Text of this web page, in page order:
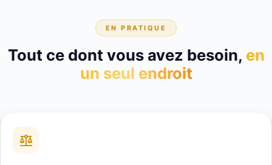
EN PRATIQUE
Tout ce dont vous avez besoin, en
un seul endroit